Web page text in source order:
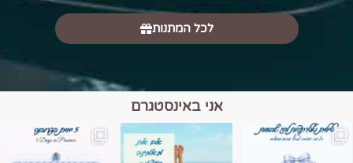
לכל המתנות
אני באינסטגרם
הם הגבול 💙🩵